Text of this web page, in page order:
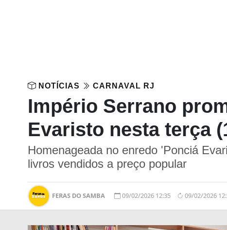
NOTÍCIAS CARNAVAL RJ
Império Serrano
Evaristo nesta terça
Homenageada no enredo 'Ponciá
livros vendidos a preço popular
FERAS DO SAMBA 09/02/2026 12:35 09/02/2026